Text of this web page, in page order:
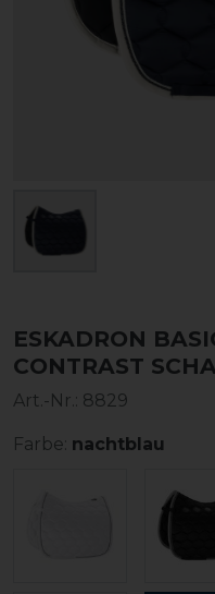
ESKADRON
CONTRAST
Art.-Nr.: 8829
Farbe: nachtblau